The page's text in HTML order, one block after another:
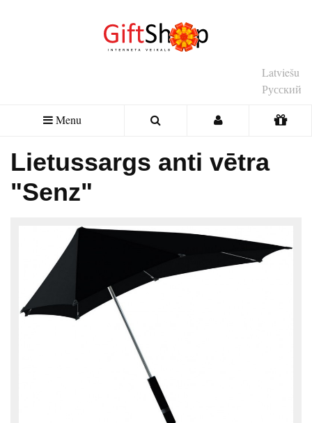
Latviešu
Русский
Menu
Lietussargs anti vētra
"Senz"